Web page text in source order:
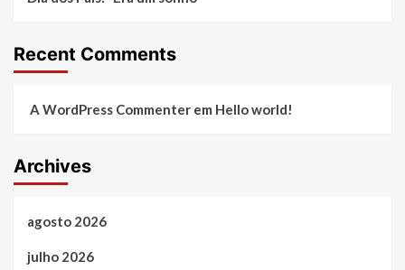
Recent Comments
A WordPress Commenter em Hello world!
Archives
agosto 2026
julho 2026